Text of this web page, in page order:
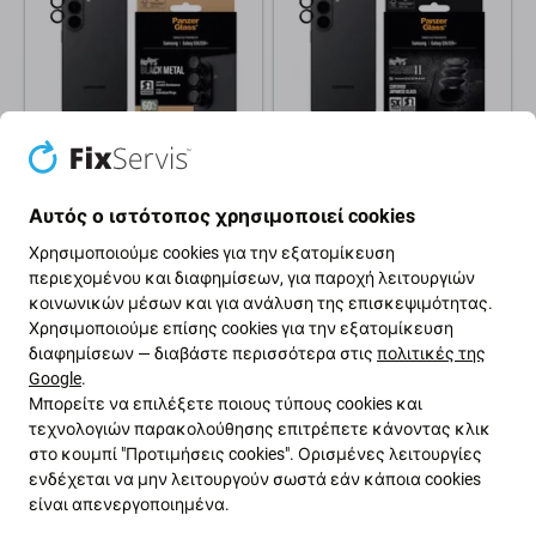
PanzerGlass
φακού Hoops για Samsung
S26/S26+, Μαύρο,
PanzerGlass
20,11 €
ΣΕ ΑΠΌΘΕΜΑ 8 τεμ
φακού Hoops Ceramic II για
Samsung S26/S26+, Μαύρο,
PanzerGlass
25,15 €
Εξωτερική αποθήκη
Αυτός ο ιστότοπος χρησιμοποιεί cookies
Χρησιμοποιούμε cookies για την εξατομίκευση
περιεχομένου και διαφημίσεων, για παροχή λειτουργιών
κοινωνικών μέσων και για ανάλυση της επισκεψιμότητας.
Χρησιμοποιούμε επίσης cookies για την εξατομίκευση
διαφημίσεων — διαβάστε περισσότερα στις πολιτικές της
Google.
Μπορείτε να επιλέξετε ποιους τύπους cookies και
τεχνολογιών παρακολούθησης επιτρέπετε κάνοντας κλικ
στο κουμπί "Προτιμήσεις cookies". Ορισμένες λειτουργίες
ενδέχεται να μην λειτουργούν σωστά εάν κάποια cookies
είναι απενεργοποιημένα.